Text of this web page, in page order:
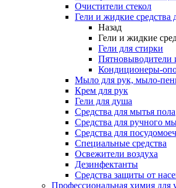
Очистители стекол
Гели и жидкие средства
Назад
Гели и жидкие
Гели для стирки
Пятновыводители
Кондиционеры-
Мыло для рук, мыло-
Крем для рук
Гели для душа
Средства для мытья пола
Средства для ручного
Средства для
Специальные средства
Освежители воздуха
Дезинфектанты
Средства защиты от
Профессиональная химия для